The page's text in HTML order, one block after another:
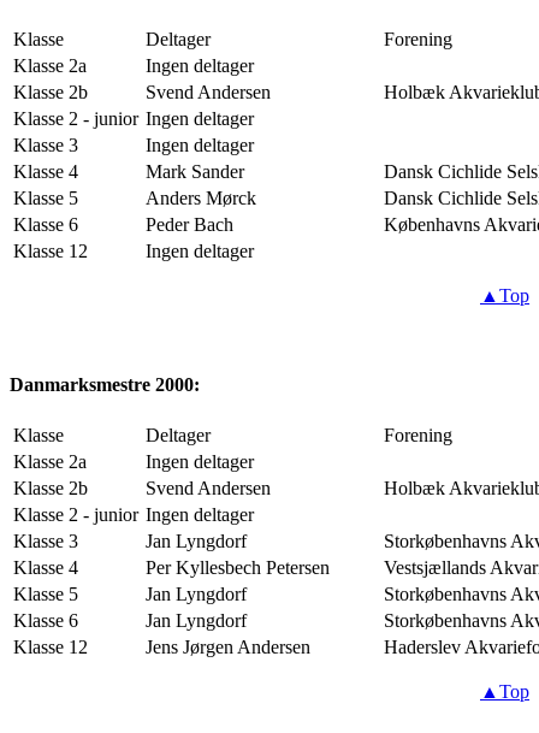
Klasse Deltager
Forening
Klasse 2a
Ingen deltager
Klasse 2b
Svend Andersen
Holbæk
Klasse 2 - junior Ingen deltager
Klasse 3
Ingen deltager
Klasse 4
Mark Sander
Dansk Cichlide
Klasse 5
Anders Mørck
Dansk Cichlide
Klasse 6
Peder Bach
Københavns
Klasse 12
Ingen deltager
▲Top
Danmarksmestre 2000:
Klasse Deltager
Forening
Klasse 2a
Ingen deltager
Klasse 2b
Svend Andersen
Holbæk
Klasse 2 - junior Ingen deltager
Klasse 3
Jan Lyngdorf
Storkøbenhavns
Klasse 4
Per Kyllesbech Petersen
Vestsjællands
Klasse 5
Jan Lyngdorf
Storkøbenhavns
Klasse 6
Jan Lyngdorf
Storkøbenhavns
Klasse 12
Jens Jørgen Andersen Haderslev
▲Top